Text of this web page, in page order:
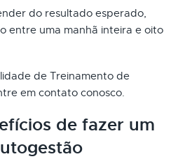
do resultado esperado,
entre uma manhã inteira e oito
de Treinamento de
em contato conosco.
de fazer um